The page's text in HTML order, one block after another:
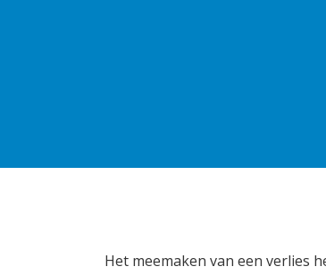
Het meemaken van een verlies